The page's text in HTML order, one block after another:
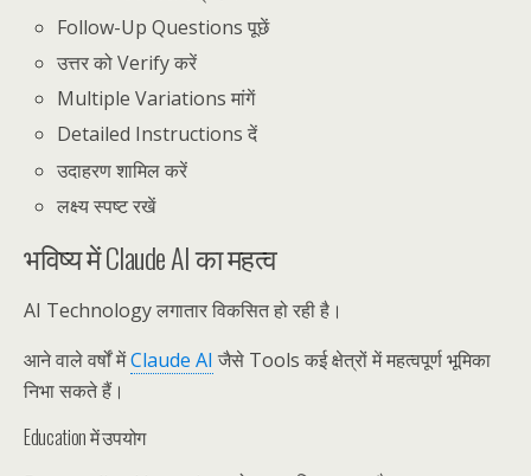
Follow-Up Questions पूछें
उत्तर को Verify करें
Multiple Variations मांगें
Detailed Instructions दें
उदाहरण शामिल करें
लक्ष्य स्पष्ट रखें
भविष्य में Claude AI का महत्व
AI Technology लगातार विकसित हो रही है।
आने वाले वर्षों मेंClaude AI जैसे Tools कई क्षेत्रों में महत्वपूर्ण भूमिका
निभा सकते हैं।
Education में उपयोग